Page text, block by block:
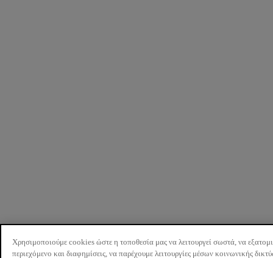
Χρησιμοποιούμε cookies ώστε η τοποθεσία μας να λειτουργεί σωστά, να
περιεχόμενο και διαφημίσεις, να παρέχουμε λειτουργίες μέσων κοινωνικής